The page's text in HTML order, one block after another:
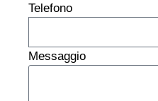
Telefono
Messaggio